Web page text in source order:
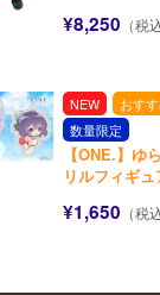
¥8,250 （税
NEW
おす
数量限定
【ONE.】ゆ
リルフィギ
¥1,650 （税